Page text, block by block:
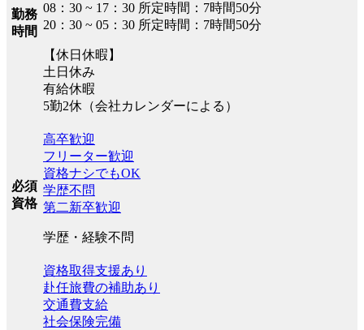
勤務
時間
08：30 ~ 17：30 所定時間：7時間50分
20：30 ~ 05：30 所定時間：7時間50分
【休日休暇】
土日休み
有給休暇
5勤2休（会社カレンダーによる）
必須
資格
高卒歓迎
フリーター歓迎
資格ナシでもOK
学歴不問
第二新卒歓迎
学歴・経験不問
資格取得支援あり
赴任旅費の補助あり
交通費支給
社会保険完備